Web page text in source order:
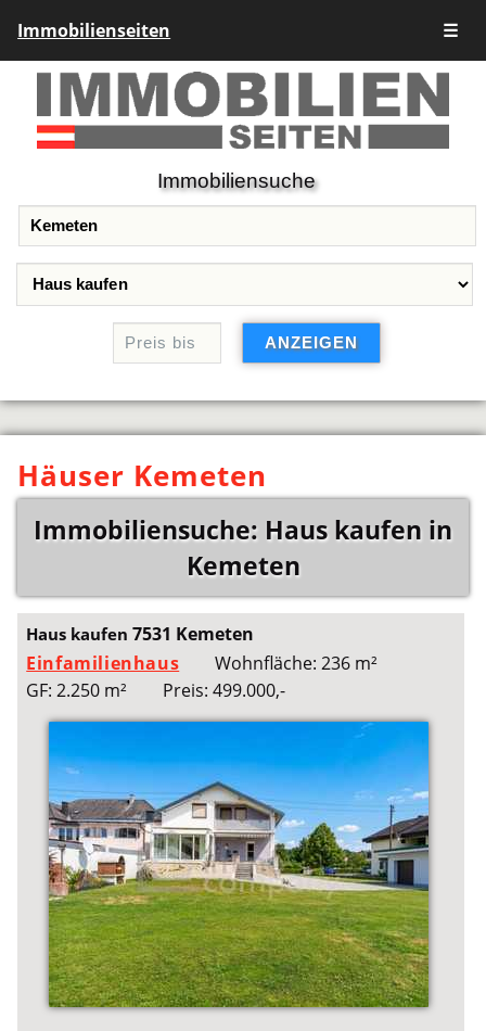
Immobilienseiten ☰
Immobiliensuche
Häuser Kemeten
Immobiliensuche: Haus kaufen in
Kemeten
Haus kaufen7531 Kemeten
Einfamilienhaus
Wohnfläche: 236 m²
GF: 2.250 m²
Preis: 499.000,-